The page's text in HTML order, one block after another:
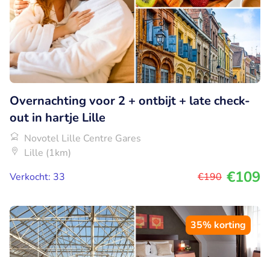
Overnachting voor 2 + ontbijt + late check-
out in hartje Lille
Novotel Lille Centre Gares
Lille (1km)
Verkocht: 33
€190 €109
35% korting